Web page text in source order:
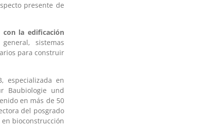
presente de
con la edificación
sistemas
para construir
especializada en
Baubiologie und
en más de 50
del posgrado
bioconstrucción